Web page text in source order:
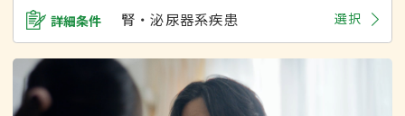
詳細条件 腎・泌尿器系疾患 選択